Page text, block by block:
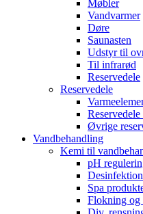
Møbler
Vandvarmer
Døre
Saunasten
Udstyr til
Til infrarød
Reservedele
Reservedele
Øvrige
Vandbehandling
Kemi til
pH
Desinfektion
Spa
Flokning og